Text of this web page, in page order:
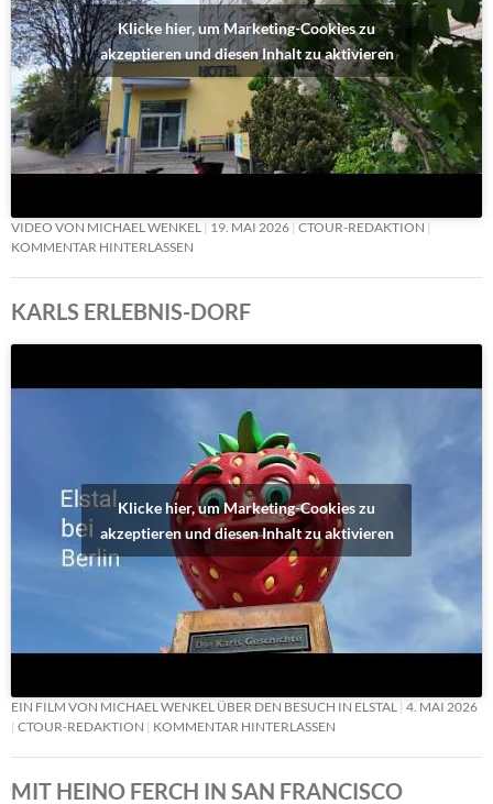
Klicke hier, um Marketing-Cookies zu
akzeptieren und diesen Inhalt zu aktivieren
VIDEO VON MICHAEL WENKEL 19. MAI 2026 CTOUR-REDAKTION
KOMMENTAR HINTERLASSEN
KARLS ERLEBNIS-DORF
Klicke hier, um Marketing-Cookies zu
akzeptieren und diesen Inhalt zu aktivieren
EIN FILM VON MICHAEL WENKEL ÜBER DEN BESUCH IN ELSTAL
4. MAI 2026
CTOUR-REDAKTION
KOMMENTAR HINTERLASSEN
MIT HEINO FERCH IN SAN FRANCISCO